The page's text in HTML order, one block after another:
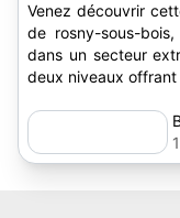
Venez découvrir
de rosny-sous-
dans un secteur
deux niveaux offrant